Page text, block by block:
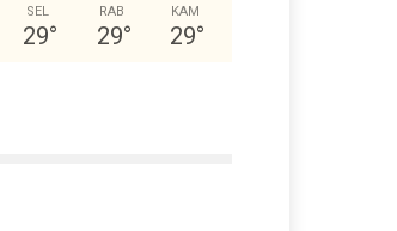
SEL
29°
RAB
29°
KAM
29°